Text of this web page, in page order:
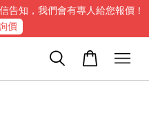
告知，我們會有專人給您報價！
價